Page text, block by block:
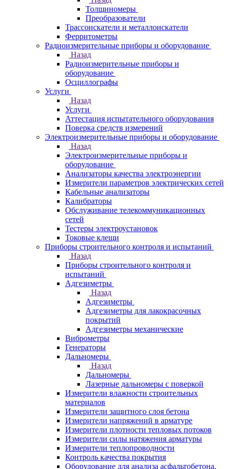
Толщиномеры
Преобразователи
Трассоискатели и металлоискатели
Ферритометры
Радиоизмерительные приборы и оборудование
Назад
Радиоизмерительные приборы и
оборудование
Осциллографы
Услуги
Назад
Услуги
Аттестация испытательного оборудования
Поверка средств измерений
Электроизмерительные приборы и оборудование
Назад
Электроизмерительные приборы и
оборудование
Анализаторы качества электроэнергии
Измерители параметров электрических сетей
Кабельные анализаторы
Калибраторы
Обслуживание телекоммуникационных
сетей
Тестеры электроустановок
Токовые клещи
Приборы строительного контроля и испытаний
Назад
Приборы строительного контроля и
испытаний
Адгезиметры
Назад
Адгезиметры
Адгезиметры для лакокрасочных
покрытий
Адгезиметры механические
Виброметры
Генераторы
Дальномеры
Назад
Дальномеры
Лазерные дальномеры с поверкой
Измерители влажности строительных
материалов
Измерители защитного слоя бетона
Измерители напряжений в арматуре
Измерители плотности тепловых потоков
Измерители силы натяжения арматуры
Измерители теплопроводности
Контроль качества покрытия
Оборудование для анализа асфальтобетона,